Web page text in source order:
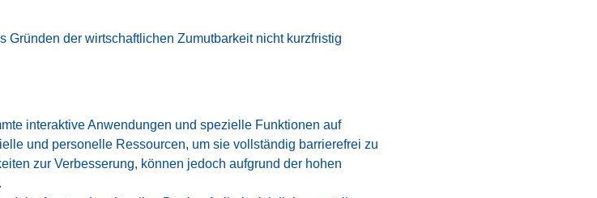
Gründen der wirtschaftlichen Zumutbarkeit nicht kurzfristig
interaktive Anwendungen und spezielle Funktionen auf
und personelle Ressourcen, um sie vollständig barrierefrei zu
zur Verbesserung, können jedoch aufgrund der hohen